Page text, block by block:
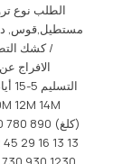
الطلب نوع
مستطيل,قوس,
/ كشك
الافراج